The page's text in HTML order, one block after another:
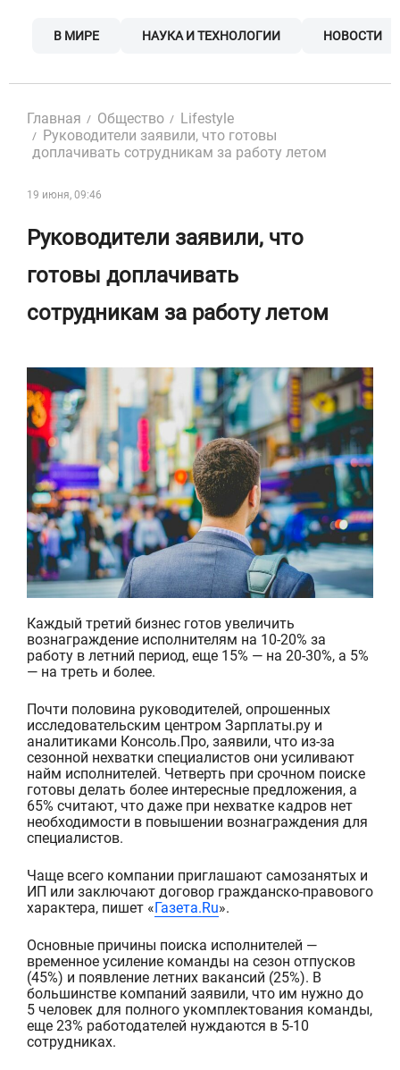
В МИРЕ НАУКА И ТЕХНОЛОГИИ НОВОСТИ
Главная Общество
Lifestyle
Руководители заявили, что готовы
доплачивать сотрудникам за работу летом
19 июня, 09:46
Руководители заявили, что
готовы доплачивать
сотрудникам за работу летом
Каждый третий бизнес готов увеличить
вознаграждение исполнителям на 10-20% за
работу в летний период, еще 15% — на 20-30%, а 5%
— на треть и более.
Почти половина руководителей, опрошенных
исследовательским центром Зарплаты.ру и
аналитиками Консоль.Про, заявили, что из-за
сезонной нехватки специалистов они усиливают
найм исполнителей. Четверть при срочном поиске
готовы делать более интересные предложения, а
65% считают, что даже при нехватке кадров нет
необходимости вповышении вознаграждения для
специалистов.
Чаще всего компании приглашают самозанятых и
ИП или заключают договор гражданско-правового
характера, пишет «Газета.Ru».
Основные причины поиска исполнителей —
временное усиление команды на сезон отпусков
(45%) и появление летних вакансий (25%). В
большинстве компаний заявили, что им нужно до
5 человек для полного укомплектования команды,
еще 23% работодателей нуждаются в 5-10
сотрудниках.